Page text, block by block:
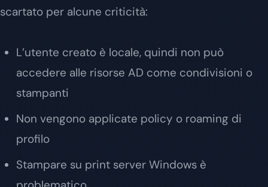
scartato per alcune criticità:
L’utente creato è locale, quindi non può
accedere alle risorse AD come condivisioni o
stampanti
Non vengono applicate policy o roaming di
profilo
Stampare su print server Windows è